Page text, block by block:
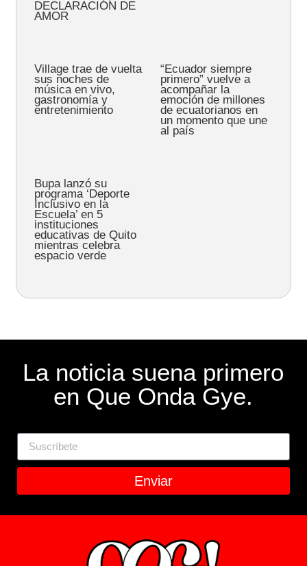
DECLARACIÓN DE
AMOR
Village trae de vuelta
sus noches de
música en vivo,
gastronomía y
entretenimiento
“Ecuador siempre
primero” vuelve a
acompañar la
emoción de millones
de ecuatorianos en
un momento que une
al país
Bupa lanzó su
programa ‘Deporte
Inclusivo en la
Escuela’ en 5
instituciones
educativas de Quito
mientras celebra
espacio verde
La noticia suena primero
en Que Onda Gye.
Enviar